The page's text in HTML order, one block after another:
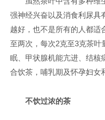
强神经兴奋以及消食利尿具
越好，也不是所有的人都适
至两次，每次2克至3克茶叶
眠、甲状腺机能亢进、结核
合饮茶，哺乳期及怀孕妇女
不饮过浓的茶